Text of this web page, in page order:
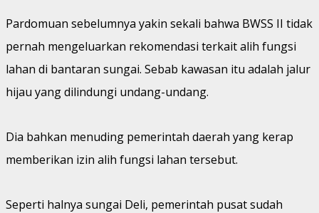
Pardomuan sebelumnya yakin sekali bahwa BWSS II tidak
pernah mengeluarkan rekomendasi terkait alih fungsi
lahan di bantaran sungai. Sebab kawasan itu adalah jalur
hijau yang dilindungi undang-undang.
Dia bahkan menuding pemerintah daerah yang kerap
memberikan izin alih fungsi lahan tersebut.
Seperti halnya sungai Deli, pemerintah pusat sudah